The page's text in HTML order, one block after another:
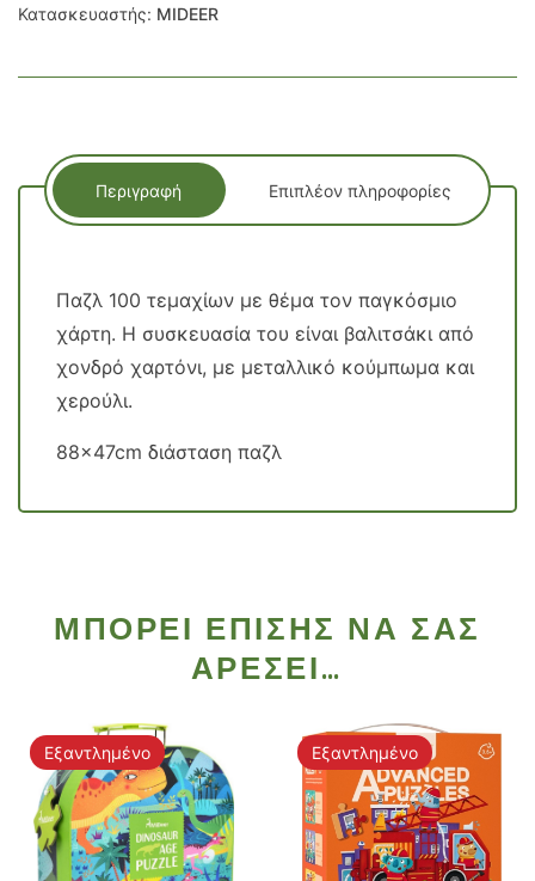
Κατασκευαστής: MIDEER
Περιγραφή Επιπλέον πληροφορίες
Παζλ 100 τεμαχίων με θέμα τον παγκόσμιο
χάρτη. Η συσκευασία του είναι βαλιτσάκι από
χονδρό χαρτόνι, με μεταλλικό κούμπωμα και
χερούλι.
88x47cm διάσταση παζλ
ΜΠΟΡΕΊ ΕΠΊΣΗΣ ΝΑ ΣΑΣ
ΑΡΈΣΕΙ…
Εξαντλημένο Εξαντλημένο